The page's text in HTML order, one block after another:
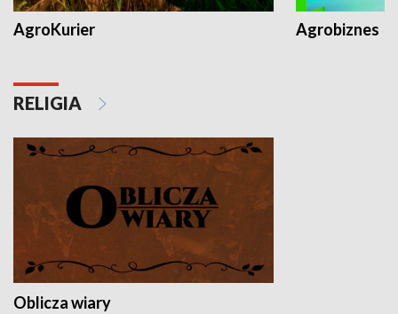
AgroKurier Agrobiznes
RELIGIA
Oblicza wiary